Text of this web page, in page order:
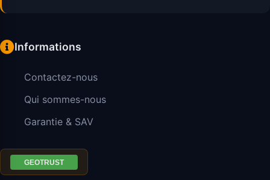
Informations
Contactez-nous
Qui sommes-nous
Garantie & SAV